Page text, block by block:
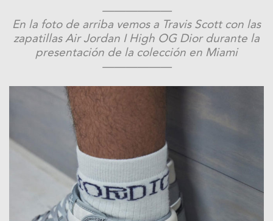
——————
En la foto de arriba vemos a Travis Scott con las
zapatillas Air Jordan I High OG Dior durante la
presentación de la colección en Miami
——————